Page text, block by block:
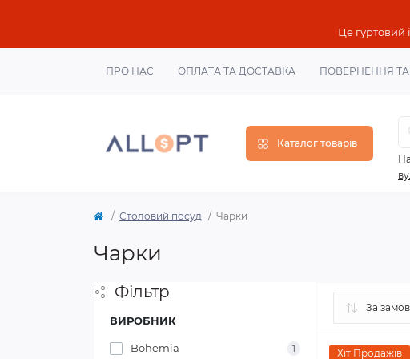
Це гуртовий
ПРО НАС ОПЛАТА ТА ДОСТАВКА ПОВЕРНЕННЯ
Каталог товарів
Столовий посуд Чарки
Чарки
Фільтр
ВИРОБНИК
Bohemia 1 Хіт Продажів